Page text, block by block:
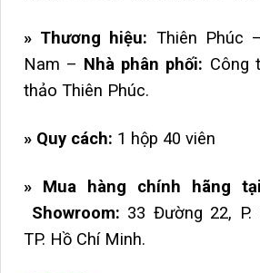
» Thương hiệu: Thiên Phúc
Nam – Nhà phân phối: Công
thảo Thiên Phúc.
» Quy cách: 1 hộp 40 viên
» Mua hàng chính hãng
Showroom: 33 Đường 22, P.
TP. Hồ Chí Minh.